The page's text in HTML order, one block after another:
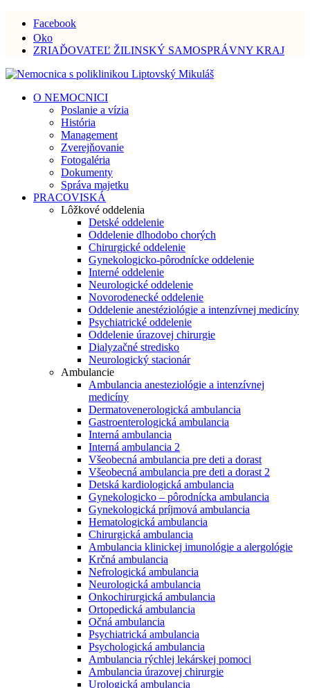
Facebook
Oko
ZRIAĎOVATEĽ ŽILINSKÝ SAMOSPRÁVNY KRAJ
O NEMOCNICI
Poslanie a vízia
História
Management
Zverejňovanie
Fotogaléria
Dokumenty
Správa majetku
PRACOVISKÁ
Lôžkové oddelenia
Detské oddelenie
Oddelenie dlhodobo chorých
Chirurgické oddelenie
Gynekologicko-pôrodnícke oddelenie
Interné oddelenie
Neurologické oddelenie
Novorodenecké oddelenie
Oddelenie anestéziológie a intenzívnej medicíny
Psychiatrické oddelenie
Oddelenie úrazovej chirurgie
Dialyzačné stredisko
Neurologický stacionár
Ambulancie
Ambulancia anesteziológie a intenzívnej
medicíny
Dermatovenerologická ambulancia
Gastroenterologická ambulancia
Interná ambulancia
Interná ambulancia 2
Všeobecná ambulancia pre deti a dorast
Všeobecná ambulancia pre deti a dorast 2
Detská kardiologická ambulancia
Gynekologicko – pôrodnícka ambulancia
Gynekologická príjmová ambulancia
Hematologická ambulancia
Chirurgická ambulancia
Ambulancia klinickej imunológie a alergológie
Krčná ambulancia
Nefrologická ambulancia
Neurologická ambulancia
Onkochirurgická ambulancia
Ortopedická ambulancia
Očná ambulancia
Psychiatrická ambulancia
Psychologická ambulancia
Ambulancia rýchlej lekárskej pomoci
Ambulancia úrazovej chirurgie
Urologická ambulancia